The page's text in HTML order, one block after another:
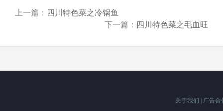
上一篇： 四川特色菜之冷锅鱼
下一篇： 四川特色菜之毛血旺
关于我们 | 广告